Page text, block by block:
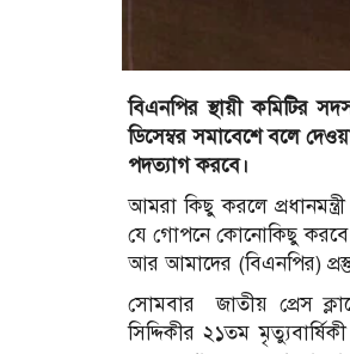
বিএনপির স্থায়ী কমিটির
ডিসেম্বর সমাবেশে বলে
পদত্যাগ করবে।
আমরা কিছু করলে
যে গোপনে কোনোকিছু করবে।
আর আমাদের (বিএনপির)
সোমবার জাতীয় প্রেস
সিদ্দিকীর ২১তম